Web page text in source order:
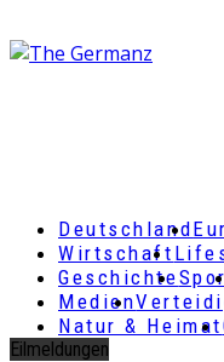
Deutschland
Wirtschaft
Geschichte
Medien
Natur & Heimat
Eilmeldungen